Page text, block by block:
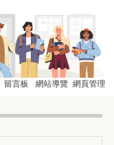
留言板 網站導覽 網頁管理